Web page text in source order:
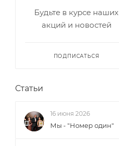
Будьте в курсе наших
акций и новостей
ПОДПИСАТЬСЯ
Статьи
16 июня 2026
Мы - "Номер один"